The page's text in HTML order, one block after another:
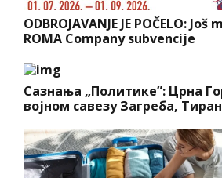
ODBROJAVANJE JE POČELO:
ROMA Company subvencije
Сазнања „Политике”: Црна
војном савезу Загреба,